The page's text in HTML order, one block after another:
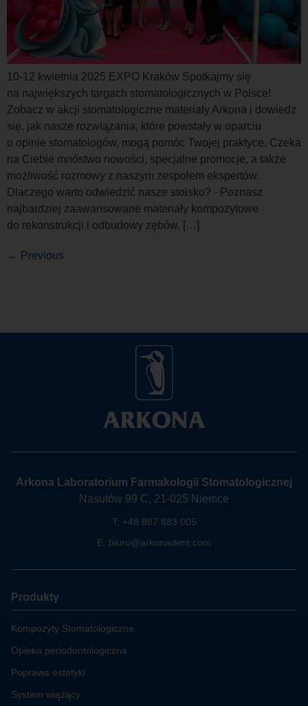
10-12 kwietnia 2025 EXPO Kraków Spotkajmy się
na największych targach stomatologicznych w Polsce!
Zobacz w akcji stomatologiczne materiały Arkona i dowiedz
się, jak nasze rozwiązania, które powstały w oparciu
o opinie stomatologów, mogą pomóc Twojej praktyce. Czeka
na Ciebie mnóstwo nowości, specjalne promocje, a także
możliwość rozmowy z naszym zespołem ekspertów.
Dlaczego warto odwiedzić nasze stoisko? · Poznasz
najbardziej zaawansowane materiały kompozytowe
do rekonstrukcji i odbudowy zębów. […]
← Previous
Arkona Laboratorium Farmakologii Stomatologicznej
Nasutów 99 C, 21-025 Niemce
T: +48 887 883 005
E: biuro@arkonadent.com
Produkty
Kompozyty Stomatologiczne
Opieka periodontologiczna
Poprawa estetyki
System wiążący